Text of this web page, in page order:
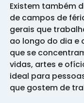
Existem também
de campos de
gerais que
ao longo do dia e
que se
vidas, artes e
ideal para
que gostem de